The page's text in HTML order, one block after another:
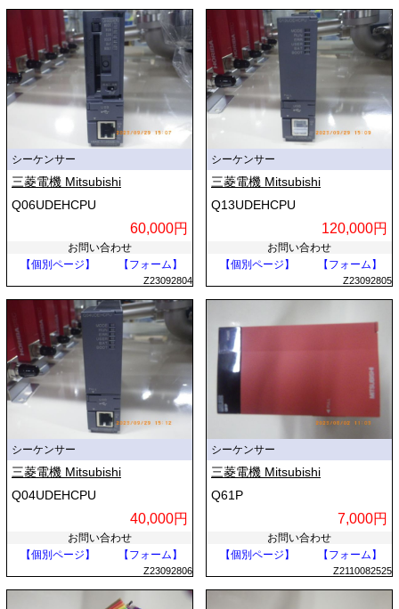
シーケンサー
三菱電機 Mitsubishi
Q06UDEHCPU
60,000円
お問い合わせ
【個別ページ】
【フォーム】
Z23092804
シーケンサー
三菱電機 Mitsubishi
Q13UDEHCPU
120,000円
お問い合わせ
【個別ページ】
【フォーム】
Z23092805
シーケンサー
三菱電機 Mitsubishi
Q04UDEHCPU
40,000円
お問い合わせ
【個別ページ】
【フォーム】
Z23092806
シーケンサー
三菱電機 Mitsubishi
Q61P
7,000円
お問い合わせ
【個別ページ】
【フォーム】
Z2110082525